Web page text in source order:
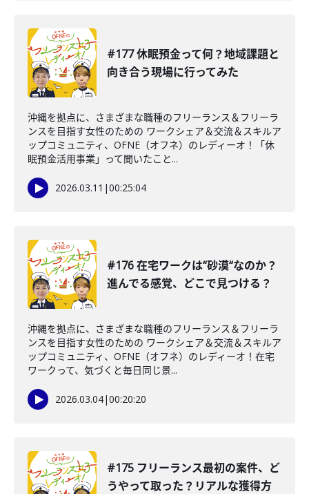
#177 休眠預金って何？地域課題と
向き合う現場に行ってみた
沖縄を拠点に、さまざまな職種のフリーランス＆フリーラ
ンスを目指す女性のための ワークシェア＆交流＆スキルア
ップコミュニティ、OFNE（オフネ）のレディーオ！「休
眠預金活用事業」って聞いたこと...
2026.03.11 |00:25:04
#176 在宅ワークは“砂漠“なのか？
進んでる感覚、どこで見つける？
沖縄を拠点に、さまざまな職種のフリーランス＆フリーラ
ンスを目指す女性のための ワークシェア＆交流＆スキルア
ップコミュニティ、OFNE（オフネ）のレディーオ！在宅
ワークって、気づくと毎日同じ景...
2026.03.04|00:20:20
#175 フリーランス最初の案件、ど
うやって取った？リアルな獲得方